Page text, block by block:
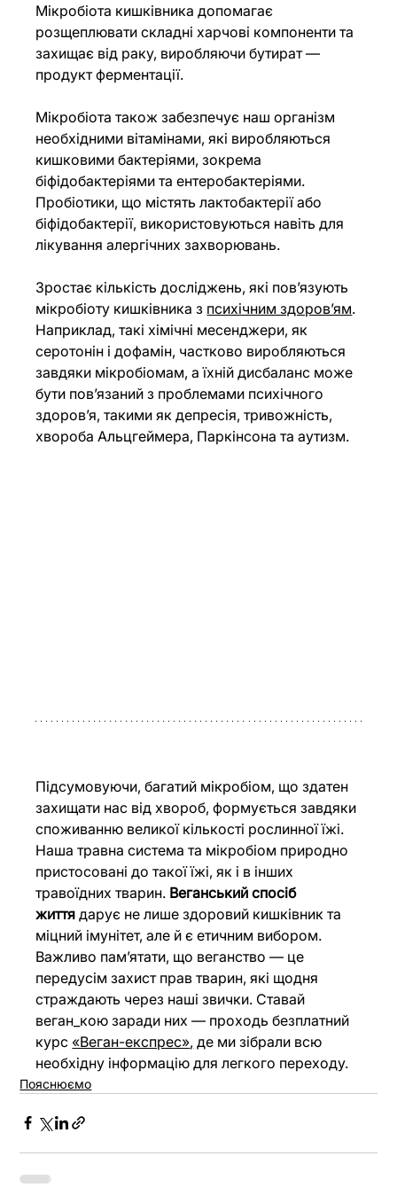
Мікробіота кишківника допомагає
розщеплювати складні харчові компоненти та
захищає від раку, виробляючи бутират —
продукт ферментації.
Мікробіота також забезпечує наш організм
необхідними вітамінами, які виробляються
кишковими бактеріями, зокрема
біфідобактеріями та ентеробактеріями.
Пробіотики, що містять лактобактерії або
біфідобактерії, використовуються навіть для
лікування алергічних захворювань.
Зростає кількість досліджень, які пов’язують
мікробіоту кишківника з психічним здоров’ям.
Наприклад, такі хімічні месенджери, як
серотонін і дофамін, частково виробляються
завдяки мікробіомам, а їхній дисбаланс може
бути пов’язаний з проблемами психічного
здоров’я, такими як депресія, тривожність,
хвороба Альцгеймера, Паркінсона та аутизм.
Підсумовуючи, багатий мікробіом, що здатен
захищати нас від хвороб, формується завдяки
споживанню великої кількості рослинної їжі.
Наша травна система та мікробіом природно
пристосовані до такої їжі, як і в інших
травоїдних тварин. Веганський спосіб
життя дарує не лише здоровий кишківник та
міцний імунітет, але й є етичним вибором.
Важливо пам’ятати, що веганство — це
передусім захист прав тварин, які щодня
страждають через наші звички. Ставай
веган_кою заради них — проходь безплатний
курс «Веган-експрес», де ми зібрали всю
необхідну інформацію для легкого переходу.
Пояснюємо